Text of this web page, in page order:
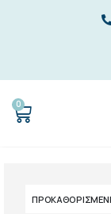
0